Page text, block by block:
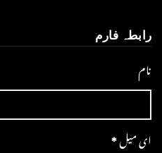
رابطہ فارم
نام
ای میل*